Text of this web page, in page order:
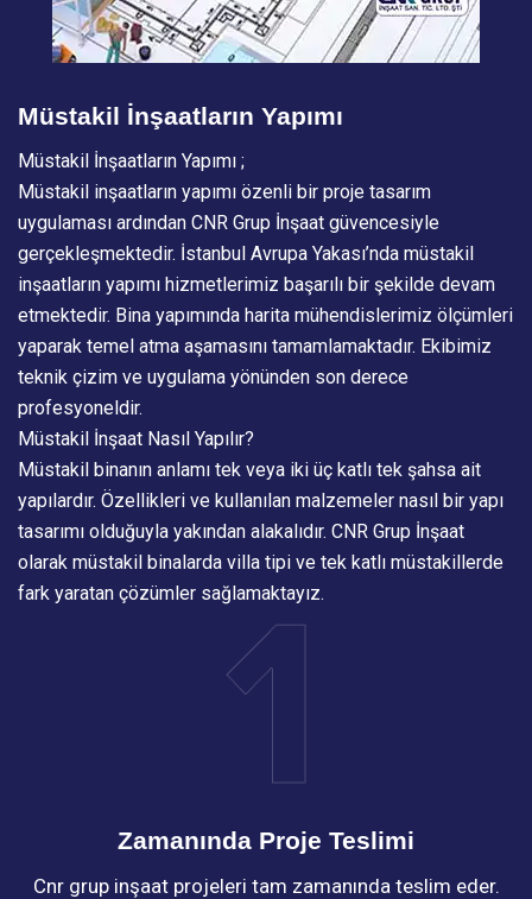
Müstakil İnşaatların Yapımı
Müstakil İnşaatların Yapımı ;
Müstakil inşaatların yapımı özenli bir proje tasarım
uygulaması ardından CNR Grup İnşaat güvencesiyle
gerçekleşmektedir. İstanbul Avrupa Yakası’nda müstakil
inşaatların yapımı hizmetlerimiz başarılı bir şekilde devam
etmektedir. Bina yapımında harita mühendislerimiz ölçümleri
yaparak temel atma aşamasını tamamlamaktadır. Ekibimiz
teknik çizim ve uygulama yönünden son derece
profesyoneldir.
Müstakil İnşaat Nasıl Yapılır?
Müstakil binanın anlamı tek veya iki üç katlı tek şahsa ait
yapılardır. Özellikleri ve kullanılan malzemeler nasıl bir yapı
tasarımı olduğuyla yakından alakalıdır. CNR Grup İnşaat
olarak müstakil binalarda villa tipi ve tek katlı müstakillerde
fark yaratan çözümler sağlamaktayız.
Zamanında Proje Teslimi
Cnr grup inşaat projeleri tam zamanında teslim eder.